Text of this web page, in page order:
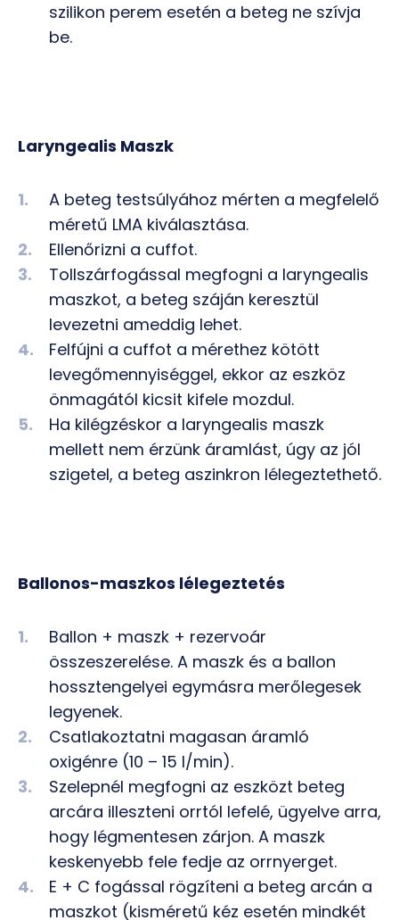
szilikon perem esetén a beteg ne szívja
be.
Laryngealis Maszk
A beteg testsúlyához mérten a megfelelő
méretű LMA kiválasztása.
Ellenőrizni a cuffot.
Tollszárfogással megfogni a laryngealis
maszkot, a beteg száján keresztül
levezetni ameddig lehet.
Felfújni a cuffot a mérethez kötött
levegőmennyiséggel, ekkor az eszköz
önmagától kicsit kifele mozdul.
Ha kilégzéskor a laryngealis maszk
mellett nem érzünk áramlást, úgy az jól
szigetel, a beteg aszinkron lélegeztethető.
Ballonos-maszkos lélegeztetés
Ballon + maszk + rezervoár
összeszerelése. A maszk és a ballon
hossztengelyei egymásra merőlegesek
legyenek.
Csatlakoztatni magasan áramló
oxigénre (10 – 15 l/min).
Szelepnél megfogni az eszközt beteg
arcára illeszteni orrtól lefelé, ügyelve arra,
hogy légmentesen zárjon. A maszk
keskenyebb fele fedje az orrnyerget.
E + C fogással rögzíteni a beteg arcán a
maszkot (kisméretű kéz esetén mindkét